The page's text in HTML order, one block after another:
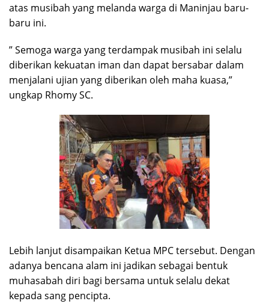
atas musibah yang melanda warga di Maninjau baru-
baru ini.
” Semoga warga yang terdampak musibah ini selalu
diberikan kekuatan iman dan dapat bersabar dalam
menjalani ujian yang diberikan oleh maha kuasa,”
ungkap Rhomy SC.
Lebih lanjut disampaikan Ketua MPC tersebut. Dengan
adanya bencana alam ini jadikan sebagai bentuk
muhasabah diri bagi bersama untuk selalu dekat
kepada sang pencipta.